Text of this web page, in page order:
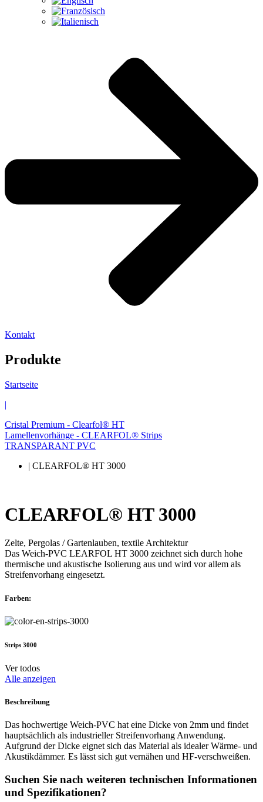
Kontakt
Produkte
Startseite
|
Cristal Premium - Clearfol® HT
Lamellenvorhänge - CLEARFOL® Strips
TRANSPARANT PVC
| CLEARFOL® HT 3000
CLEARFOL® HT 3000
Zelte, Pergolas / Gartenlauben, textile Architektur
Das Weich-PVC LEARFOL HT 3000 zeichnet sich durch hohe
thermische und akustische Isolierung aus und wird vor allem als
Streifenvorhang eingesetzt.
Farben:
Strips 3000
Ver todos
Alle anzeigen
Beschreibung
Das hochwertige Weich-PVC hat eine Dicke von 2mm und findet
hauptsächlich als industrieller Streifenvorhang Anwendung.
Aufgrund der Dicke eignet sich das Material als idealer Wärme- und
Akustikdämmer. Es lässt sich gut vernähen und HF-verschweißen.
Suchen Sie nach weiteren technischen Informationen
und Spezifikationen?